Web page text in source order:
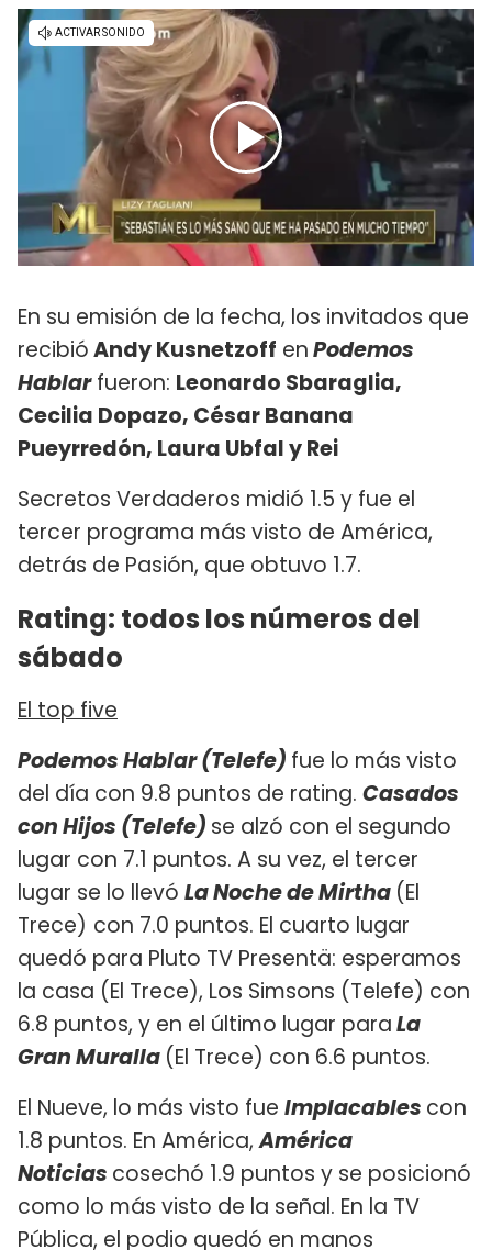
En su emisión de la fecha, los invitados que
recibióAndy Kusnetzoff enPodemos
Hablarfueron: Leonardo Sbaraglia,
Cecilia Dopazo, César Banana
Pueyrredón, Laura Ubfal y Rei
Secretos Verdaderos midió 1.5 y fue el
tercer programa más visto de América,
detrás de Pasión, que obtuvo 1.7.
Rating: todos los números del
sábado
El top five
Podemos Hablar (Telefe) fue lo más visto
del día con 9.8 puntos de rating. Casados
con Hijos (Telefe) se alzó con el segundo
lugar con 7.1 puntos. A su vez, el tercer
lugar se lo llevó La Noche de Mirtha (El
Trece) con 7.0 puntos. El cuarto lugar
quedó para Pluto TV Presentä: esperamos
la casa (El Trece), Los Simsons (Telefe) con
6.8 puntos, y en el último lugar paraLa
Gran Muralla (El Trece) con 6.6 puntos.
El Nueve, lo más visto fue Implacables con
1.8 puntos. En América,América
Noticias cosechó 1.9 puntos y se posicionó
como lo más visto de la señal. En la TV
Pública, el podio quedó en manos